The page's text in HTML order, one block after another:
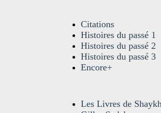
Citations
Histoires du passé 1
Histoires du passé 2
Histoires du passé 3
Encore+
Les Livres de